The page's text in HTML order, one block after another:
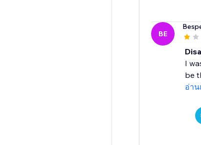
BE
I
be
อ่าน